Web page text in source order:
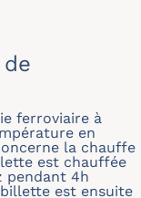
ferroviaire à
en
la chauffe
est chauffée
pendant 4h
billette est ensuite